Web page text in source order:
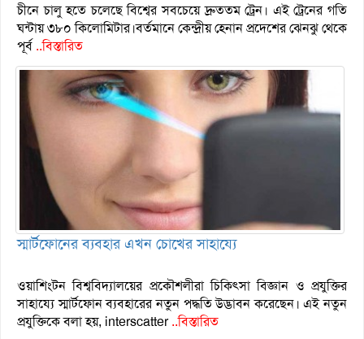
চীনে চালু হতে চলেছে বিশ্বের সবচেয়ে দ্রুততম ট্রেন। এই ট্রেনের গতি
ঘন্টায় ৩৮০ কিলোমিটার।বর্তমানে কেন্দ্রীয় হেনান প্রদেশের ঝেনঝু থেকে
পূর্ব ..বিস্তারিত
স্মার্টফোনের ব্যবহার এখন চোখের সাহায্যে
ওয়াশিংটন বিশ্ববিদ্যালয়ের প্রকৌশলীরা চিকিৎসা বিজ্ঞান ও প্রযুক্তির
সাহায্যে স্মার্টফোন ব্যবহারের নতুন পদ্ধতি উদ্ভাবন করেছেন। এই নতুন
প্রযুক্তিকে বলা হয়, interscatter..বিস্তারিত